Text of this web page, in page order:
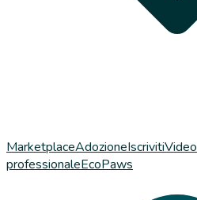
MarketplaceAdozioneIscrivitiVideo
professionaleEcoPaws